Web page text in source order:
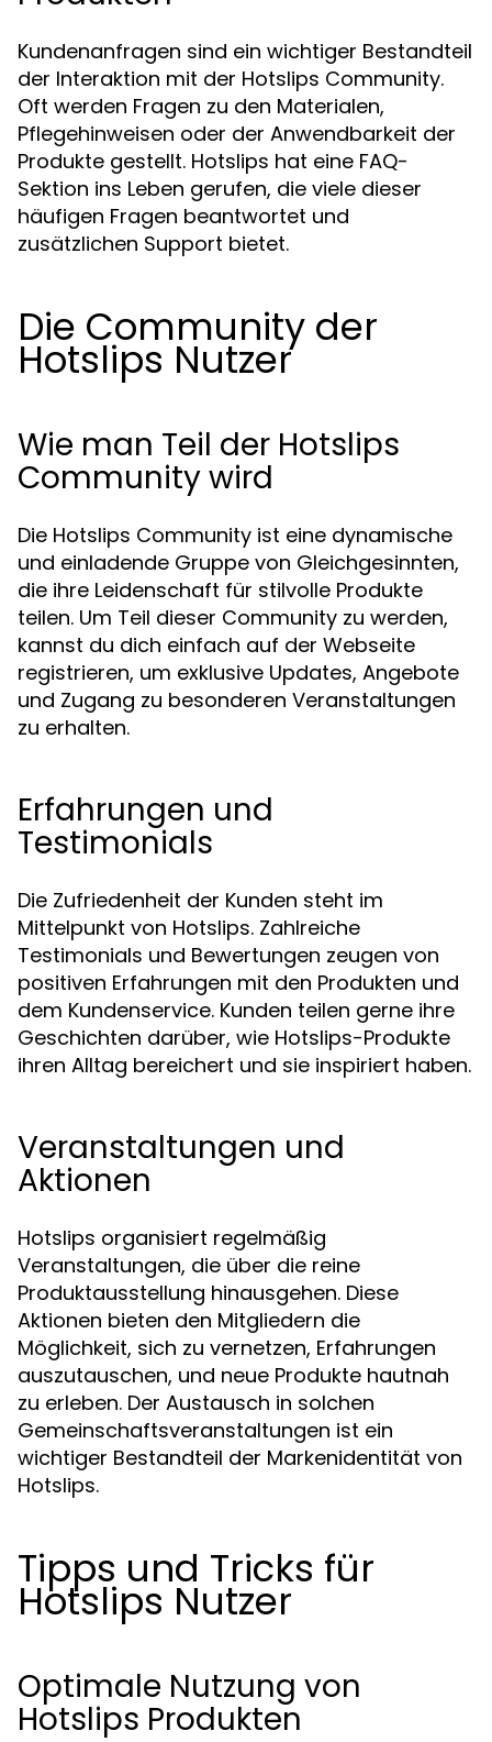
Kundenanfragen sind ein wichtiger Bestandteil
der Interaktion mit der Hotslips Community.
Oft werden Fragen zu den Materialen,
Pflegehinweisen oder der Anwendbarkeit der
Produkte gestellt. Hotslips hat eine FAQ-
Sektion ins Leben gerufen, die viele dieser
häufigen Fragen beantwortet und
zusätzlichen Support bietet.
Die Community der
Hotslips Nutzer
Wie man Teil der Hotslips
Community wird
Die Hotslips Community ist eine dynamische
und einladende Gruppe von Gleichgesinnten,
die ihre Leidenschaft für stilvolle Produkte
teilen. Um Teil dieser Community zu werden,
kannst du dich einfach auf der Webseite
registrieren, um exklusive Updates, Angebote
und Zugang zu besonderen Veranstaltungen
zu erhalten.
Erfahrungen und
Testimonials
Die Zufriedenheit der Kunden steht im
Mittelpunkt von Hotslips. Zahlreiche
Testimonials und Bewertungen zeugen von
positiven Erfahrungen mit den Produkten und
dem Kundenservice. Kunden teilen gerne ihre
Geschichten darüber, wie Hotslips-Produkte
ihren Alltag bereichert und sie inspiriert haben.
Veranstaltungen und
Aktionen
Hotslips organisiert regelmäßig
Veranstaltungen, die über die reine
Produktausstellung hinausgehen. Diese
Aktionen bieten den Mitgliedern die
Möglichkeit, sich zu vernetzen, Erfahrungen
auszutauschen, und neue Produkte hautnah
zu erleben. Der Austausch in solchen
Gemeinschaftsveranstaltungen ist ein
wichtiger Bestandteil der Markenidentität von
Hotslips.
Tipps und Tricks für
Hotslips Nutzer
Optimale Nutzung von
Hotslips Produkten